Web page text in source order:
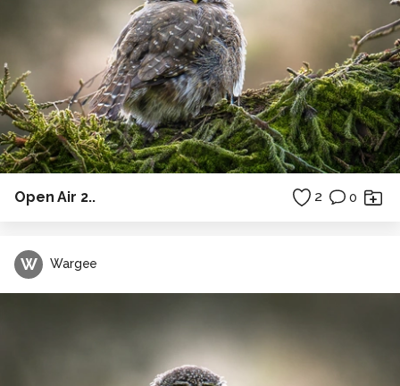
Open Air 2.. 2 0
W Wargee